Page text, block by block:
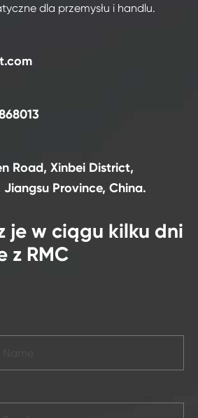
dla przemysłu i handlu.
Road, Xinbei District,
Province, China.
je w ciągu kilku dni
z RMC